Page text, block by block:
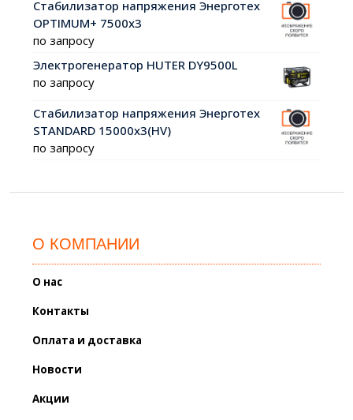
Стабилизатор напряжения Энерготех
OPTIMUM+ 7500х3
по запросу
Электрогенератор HUTER DY9500L
по запросу
Стабилизатор напряжения Энерготех
STANDARD 15000х3(HV)
по запросу
О КОМПАНИИ
О нас
Контакты
Оплата и доставка
Новости
Акции